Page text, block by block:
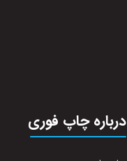
درباره چاپ فوری